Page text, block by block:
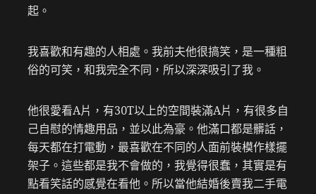
起。
我喜歡和有趣的人相處。我前夫他很搞笑，是一種粗
俗的可笑，和我完全不同，所以深深吸引了我。
他很愛看A片，有30T以上的空間裝滿A片，有很多自
己自慰的情趣用品，並以此為豪。他滿口都是髒話，
每天都在打電動，最喜歡在不同的人面前裝模作樣擺
架子。這些都是我不會做的，我覺得很蠢，其實是有
點看笑話的感覺在看他。所以當他結婚後賣我二手電